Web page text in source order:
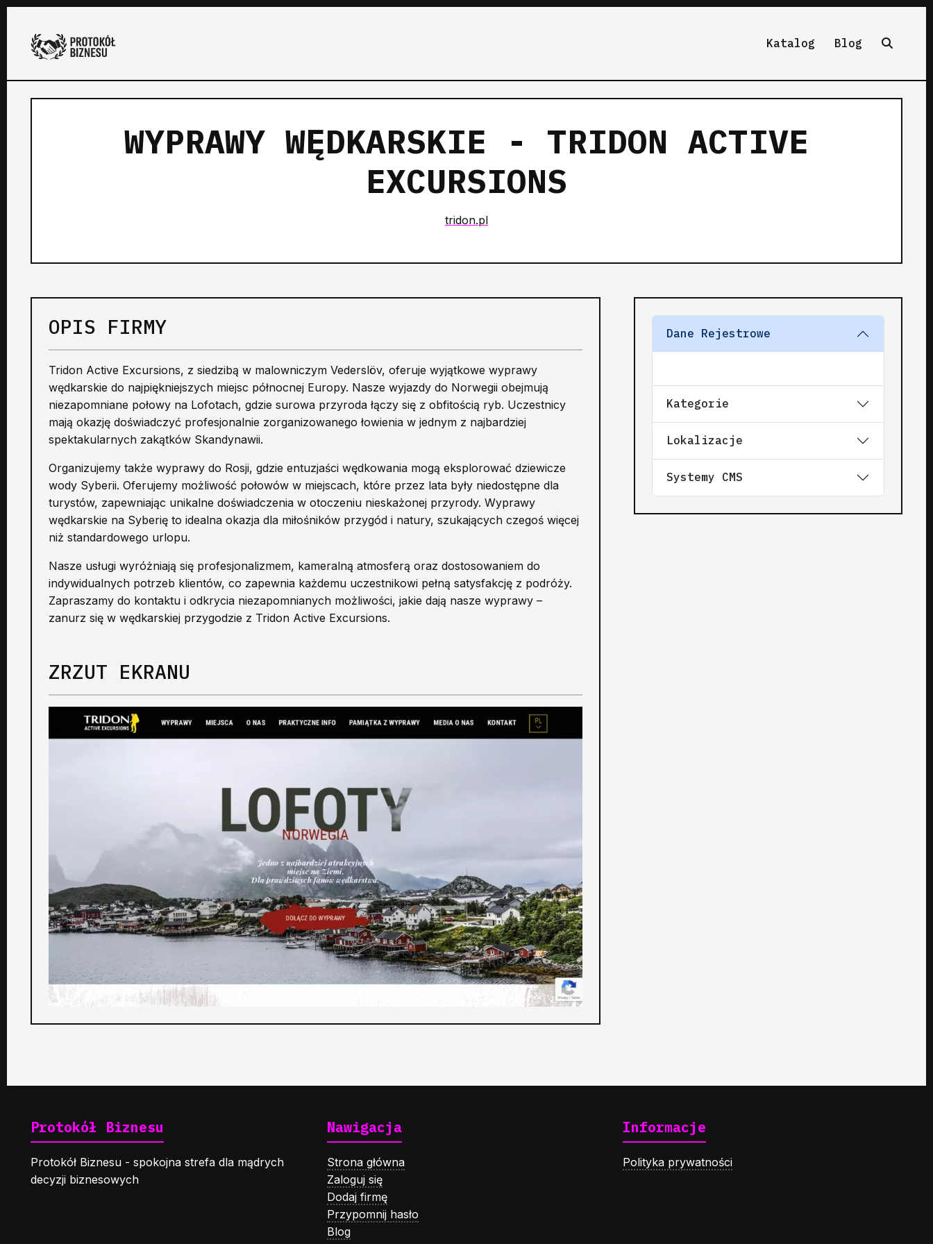
Katalog Blog
WYPRAWY WĘDKARSKIE - TRIDON ACTIVE
EXCURSIONS
tridon.pl
OPIS FIRMY
Tridon Active Excursions, z siedzibą w malowniczym Vederslöv, oferuje wyjątkowe wyprawy
wędkarskie do najpiękniejszych miejsc północnej Europy. Nasze wyjazdy do Norwegii obejmują
niezapomniane połowy na Lofotach, gdzie surowa przyroda łączy się z obfitością ryb. Uczestnicy
mają okazję doświadczyć profesjonalnie zorganizowanego łowienia w jednym z najbardziej
spektakularnych zakątków Skandynawii.
Organizujemy także wyprawy do Rosji, gdzie entuzjaści wędkowania mogą eksplorować dziewicze
wody Syberii. Oferujemy możliwość połowów w miejscach, które przez lata były niedostępne dla
turystów, zapewniając unikalne doświadczenia w otoczeniu nieskażonej przyrody. Wyprawy
wędkarskie na Syberię to idealna okazja dla miłośników przygód i natury, szukających czegoś więcej
niż standardowego urlopu.
Nasze usługi wyróżniają się profesjonalizmem, kameralną atmosferą oraz dostosowaniem do
indywidualnych potrzeb klientów, co zapewnia każdemu uczestnikowi pełną satysfakcję z podróży.
Zapraszamy do kontaktu i odkrycia niezapomnianych możliwości, jakie dają nasze wyprawy –
zanurz się w wędkarskiej przygodzie z Tridon Active Excursions.
ZRZUT EKRANU
Dane Rejestrowe
Kategorie
Lokalizacje
Systemy CMS
Protokół Biznesu
Protokół Biznesu - spokojna strefa dla mądrych
decyzji biznesowych
Nawigacja
Strona główna
Zaloguj się
Dodaj firmę
Przypomnij hasło
Blog
Informacje
Polityka prywatności